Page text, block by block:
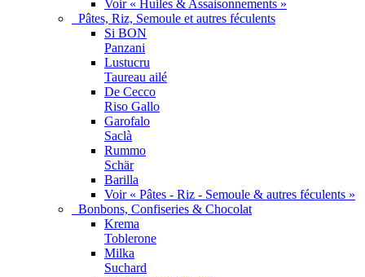
Voir « Huiles & Assaisonnements »
Pâtes, Riz, Semoule et autres féculents
Si BON
Panzani
Lustucru
Taureau ailé
De Cecco
Riso Gallo
Garofalo
Saclà
Rummo
Schär
Barilla
Voir « Pâtes - Riz - Semoule & autres féculents »
Bonbons, Confiseries & Chocolat
Krema
Toblerone
Milka
Suchard